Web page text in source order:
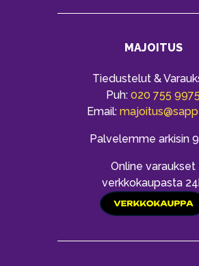
MAJOITUS
Tiedustelut &
Puh: 020 755 9975
Email:
Palvelemme arkisin
Online varaukset
verkkokaupasta